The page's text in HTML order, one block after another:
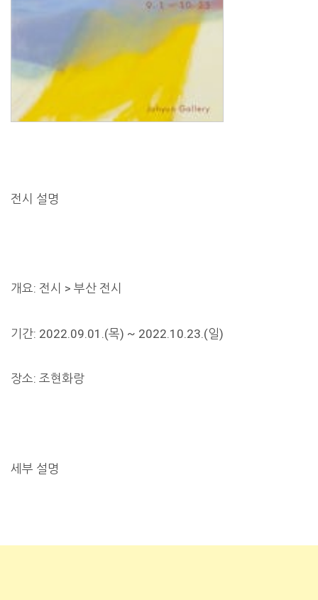
전시 설명
개요: 전시 > 부산 전시
기간: 2022.09.01.(목) ~ 2022.10.23.(일)
장소: 조현화랑
세부 설명